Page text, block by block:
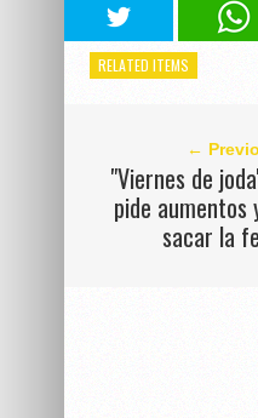
RELATED ITEMS
←
"Viernes de
pide aumentos
sacar la